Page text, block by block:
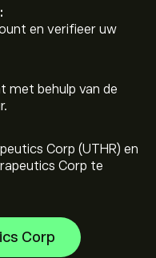
en verifieer uw
met behulp van de
Corp (UTHR) en
Corp te
Corp